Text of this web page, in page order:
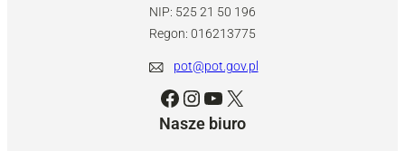
NIP: 525 21 50 196
Regon: 016213775
pot@pot.gov.pl
Facebook Instagram YouTube X
Nasze biuro